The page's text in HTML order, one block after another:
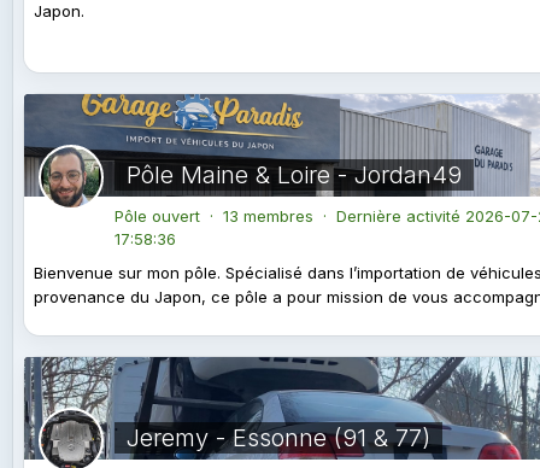
Japon.
Pôle Maine & Loire - Jordan49
Pôle ouvert · 13 membres · Dernière activité 2026-
17:58:36
Bienvenue sur mon pôle. Spécialisé dans l’importation de
provenance du Japon, ce pôle a pour mission de vous
Jeremy - Essonne (91 & 77)